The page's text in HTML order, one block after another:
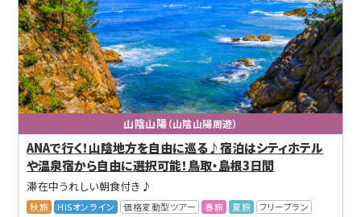
山陰山陽（山陰山陽周遊）
ANAで行く！山陰地方を自由に巡る♪宿泊はシティホテル
や温泉宿から自由に選択可能！鳥取・島根3日間
滞在中うれしい朝食付き♪
秋旅 HISオンライン 価格変動型ツアー 春旅 夏旅 フリープラン